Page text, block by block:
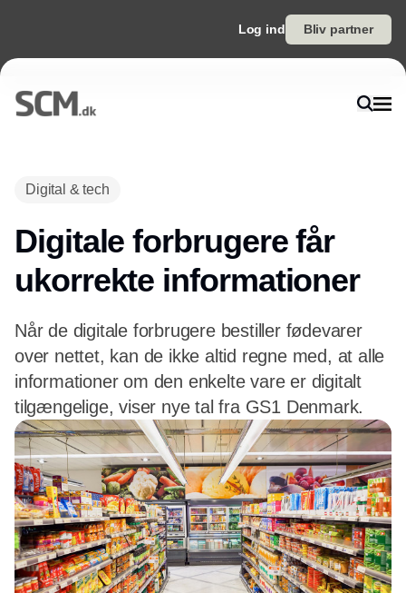
Log ind Bliv partner
Digital & tech
Digitale forbrugere får
ukorrekte informationer
Når de digitale forbrugere bestiller fødevarer
over nettet, kan de ikke altid regne med, at alle
informationer om den enkelte vare er digitalt
tilgængelige, viser nye tal fra GS1 Denmark.